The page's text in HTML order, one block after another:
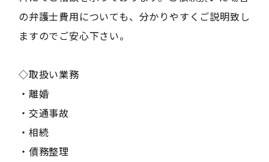
の弁護士費用についても、分かりやすくご説明致し
ますのでご安心下さい。
◇取扱い業務
・離婚
・交通事故
・相続
・債務整理